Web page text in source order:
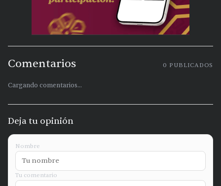
Comentarios 0 PUBLICADOS
Cargando comentarios...
Deja tu opinión
Nombre
Tu comentario